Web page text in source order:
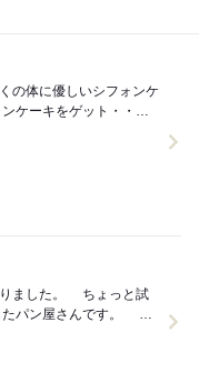
の体に優しいシフォンケ
ケーキをゲット・・・
ちょっと試